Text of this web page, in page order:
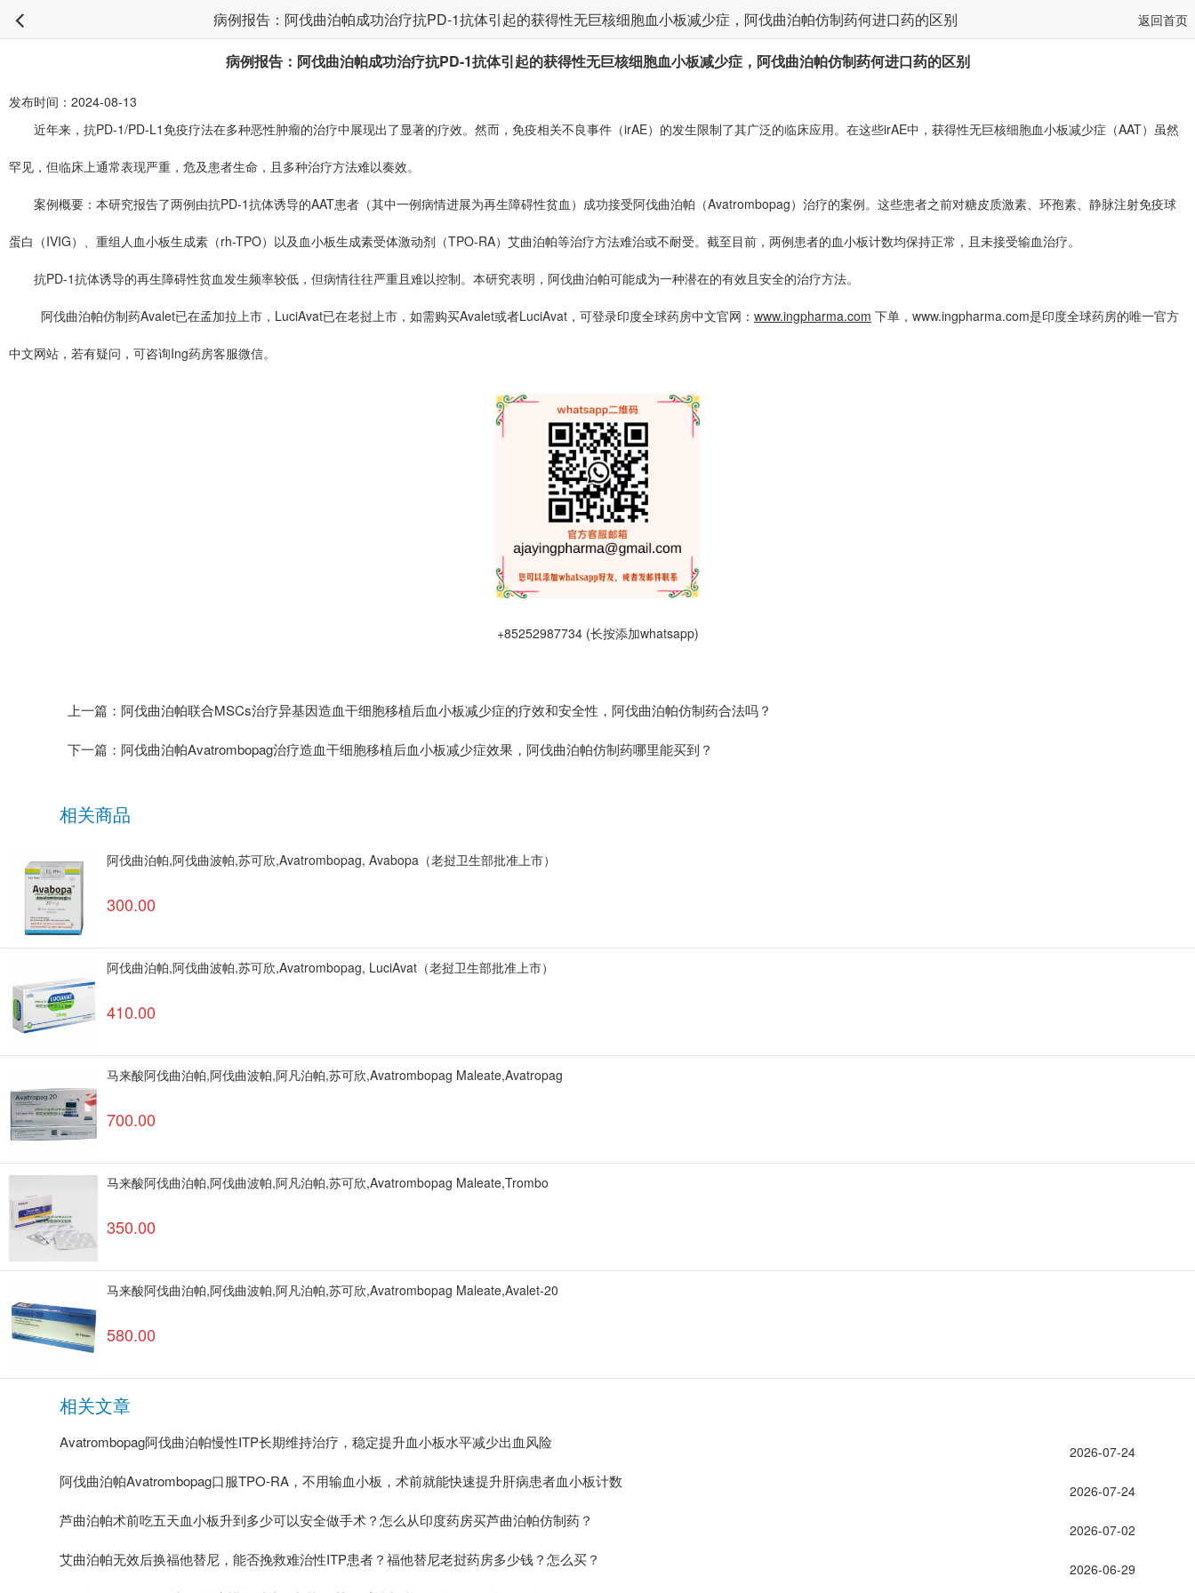
返回首页
病例报告：阿伐曲泊帕成功治疗抗PD-1抗体引起的获得性无巨核细胞血小板减少症，阿伐曲泊帕仿制药何进口药的区别
病例报告：阿伐曲泊帕成功治疗抗PD-1抗体引起的获得性无巨核细胞血小板减少症，阿伐曲泊帕仿制药何进口药的区别
发布时间：2024-08-13
近年来，抗PD-1/PD-L1免疫疗法在多种恶性肿瘤的治疗中展现出了显著的疗效。然而，免疫相关不良事件（irAE）的发生限制了其广泛的临床应用。在这些irAE中，获得性无巨核细胞血小板减少症（AAT）虽然
罕见，但临床上通常表现严重，危及患者生命，且多种治疗方法难以奏效。
案例概要：本研究报告了两例由抗PD-1抗体诱导的AAT患者（其中一例病情进展为再生障碍性贫血）成功接受阿伐曲泊帕（Avatrombopag）治疗的案例。这些患者之前对糖皮质激素、环孢素、静脉注射免疫球
蛋白（IVIG）、重组人血小板生成素（rh-TPO）以及血小板生成素受体激动剂（TPO-RA）艾曲泊帕等治疗方法难治或不耐受。截至目前，两例患者的血小板计数均保持正常，且未接受输血治疗。
抗PD-1抗体诱导的再生障碍性贫血发生频率较低，但病情往往严重且难以控制。本研究表明，阿伐曲泊帕可能成为一种潜在的有效且安全的治疗方法。
阿伐曲泊帕仿制药Avalet已在孟加拉上市，LuciAvat已在老挝上市，如需购买Avalet或者LuciAvat，可登录印度全球药房中文官网： www.ingpharma.com 下单， www.ingpharma.com是印度全球药房的唯一官方
中文网站，若有疑问，可咨询Ing药房客服微信。
+85252987734 (长按添加whatsapp)
上一篇：阿伐曲泊帕联合MSCs治疗异基因造血干细胞移植后血小板减少症的疗效和安全性，阿伐曲泊帕仿制药合法吗？
下一篇：阿伐曲泊帕Avatrombopag治疗造血干细胞移植后血小板减少症效果，阿伐曲泊帕仿制药哪里能买到？
相关商品
阿伐曲泊帕,阿伐曲波帕,苏可欣,Avatrombopag, Avabopa（老挝卫生部批准上市）
300.00
阿伐曲泊帕,阿伐曲波帕,苏可欣,Avatrombopag, LuciAvat（老挝卫生部批准上市）
410.00
马来酸阿伐曲泊帕,阿伐曲波帕,阿凡泊帕,苏可欣,Avatrombopag Maleate,Avatropag
700.00
马来酸阿伐曲泊帕,阿伐曲波帕,阿凡泊帕,苏可欣,Avatrombopag Maleate,Trombo
350.00
马来酸阿伐曲泊帕,阿伐曲波帕,阿凡泊帕,苏可欣,Avatrombopag Maleate,Avalet-20
580.00
相关文章
Avatrombopag阿伐曲泊帕慢性ITP长期维持治疗，稳定提升血小板水平减少出血风险
2026-07-24
阿伐曲泊帕Avatrombopag口服TPO-RA，不用输血小板，术前就能快速提升肝病患者血小板计数
2026-07-24
芦曲泊帕术前吃五天血小板升到多少可以安全做手术？怎么从印度药房买芦曲泊帕仿制药？
2026-07-02
艾曲泊帕无效后换福他替尼，能否挽救难治性ITP患者？福他替尼老挝药房多少钱？怎么买？
2026-06-29